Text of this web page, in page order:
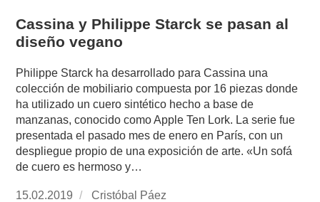
Cassina y Philippe Starck se pasan al
diseño vegano
Philippe Starck ha desarrollado para Cassina una
colección de mobiliario compuesta por 16 piezas donde
ha utilizado un cuero sintético hecho a base de
manzanas, conocido como Apple Ten Lork. La serie fue
presentada el pasado mes de enero en París, con un
despliegue propio de una exposición de arte. «Un sofá
de cuero es hermoso y…
Publicado
15.02.2019
https://www.experimenta.es/author/cristobal-
Cristóbal Páez